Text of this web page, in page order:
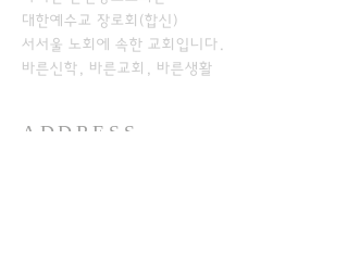
대한예수교 장로회(합신)
서서울 노회에 속한 교회입니다.
바른신학, 바른교회, 바른생활
ADDRESS